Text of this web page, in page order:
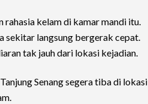
kelam di kamar mandi itu.
sekitar langsung bergerak cepat.
tak jauh dari lokasi kejadian.
Senang segera tiba di lokasi